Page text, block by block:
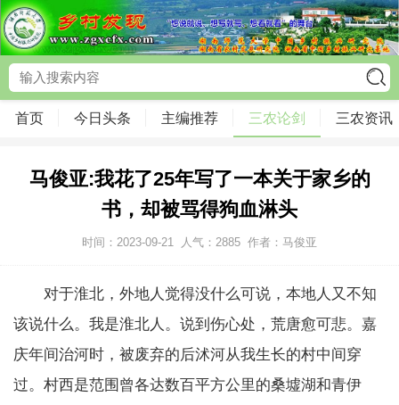
首页 今日头条 主编推荐 三农论剑 三农资讯
马俊亚:我花了25年写了一本关于家乡的
书，却被骂得狗血淋头
时间：2023-09-21 人气： 2885 作者：马俊亚
对于淮北，外地人觉得没什么可说，本地人又不知
该说什么。我是淮北人。说到伤心处，荒唐愈可悲。嘉
庆年间治河时，被废弃的后沭河从我生长的村中间穿
过。村西是范围曾各达数百平方公里的桑墟湖和青伊